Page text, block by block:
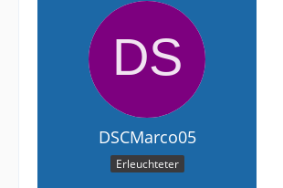
DSCMarco05
Erleuchteter